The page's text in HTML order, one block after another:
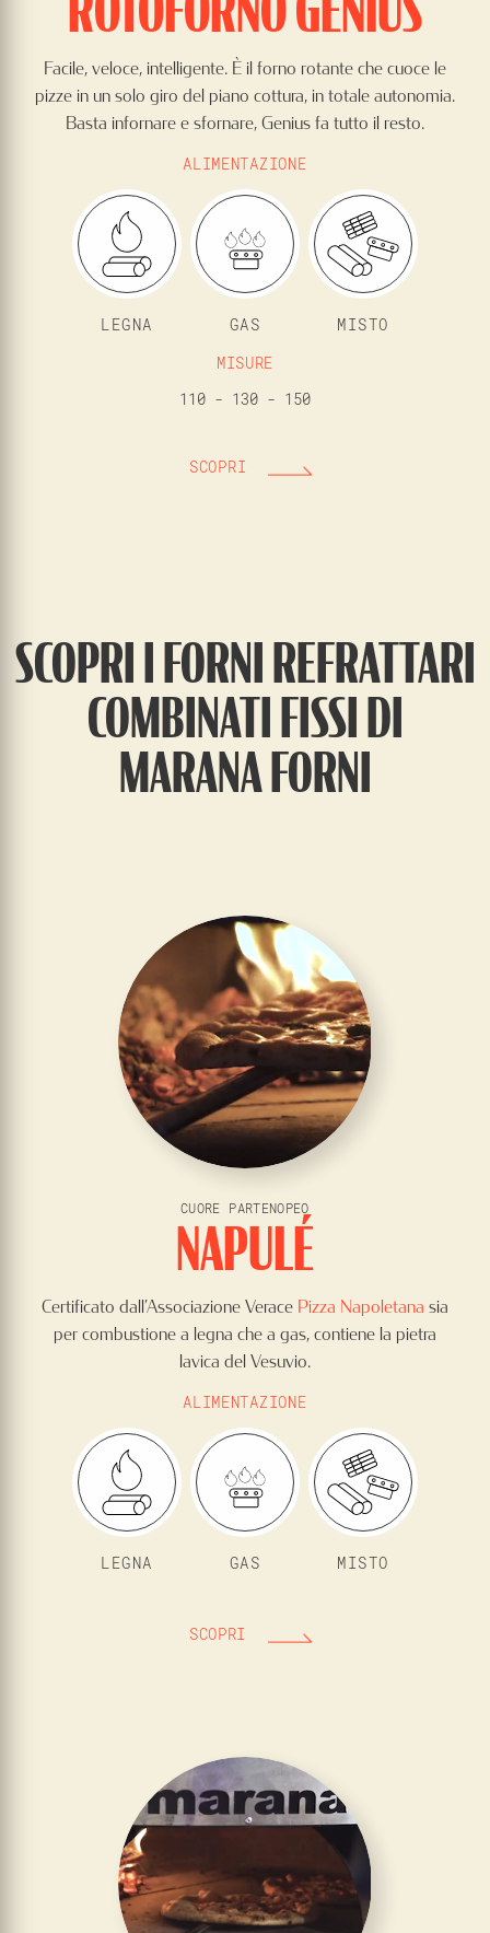
Facile, veloce, intelligente. È il forno rotante che cuoce le
pizze in un solo giro del piano cottura, in totale autonomia.
Basta infornare e sfornare, Genius fa tutto il resto.
ALIMENTAZIONE
LEGNA GAS
MISTO
MISURE
110 - 130 - 150
SCOPRI
SCOPRI I FORNI REFRATTARI
COMBINATI FISSI DI
MARANA FORNI
CUORE PARTENOPEO
NAPULÉ
Certificato dall’Associazione Verace Pizza Napoletana sia
per combustione a legna che a gas, contiene la pietra
lavica del Vesuvio.
ALIMENTAZIONE
LEGNA GAS MISTO
SCOPRI